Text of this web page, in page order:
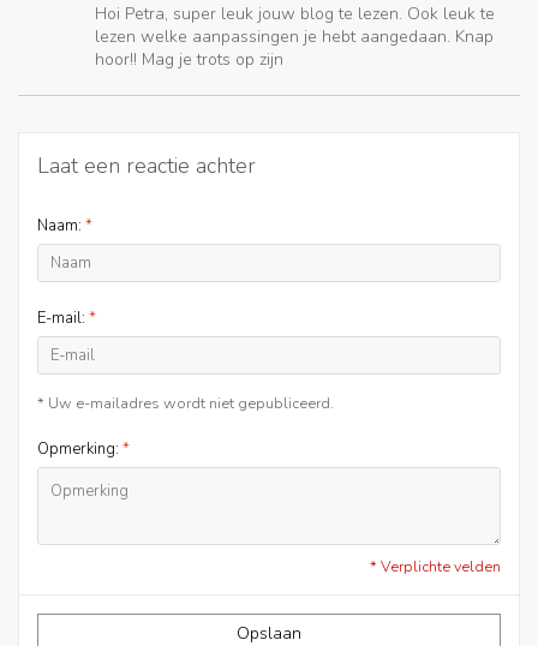
Hoi Petra, super leuk jouw blog te lezen. Ook leuk te
lezen welke aanpassingen je hebt aangedaan. Knap
hoor!! Mag je trots op zijn
Laat een reactie achter
Naam: *
E-mail: *
* Uw e-mailadres wordt niet gepubliceerd.
Opmerking: *
* Verplichte velden
Opslaan